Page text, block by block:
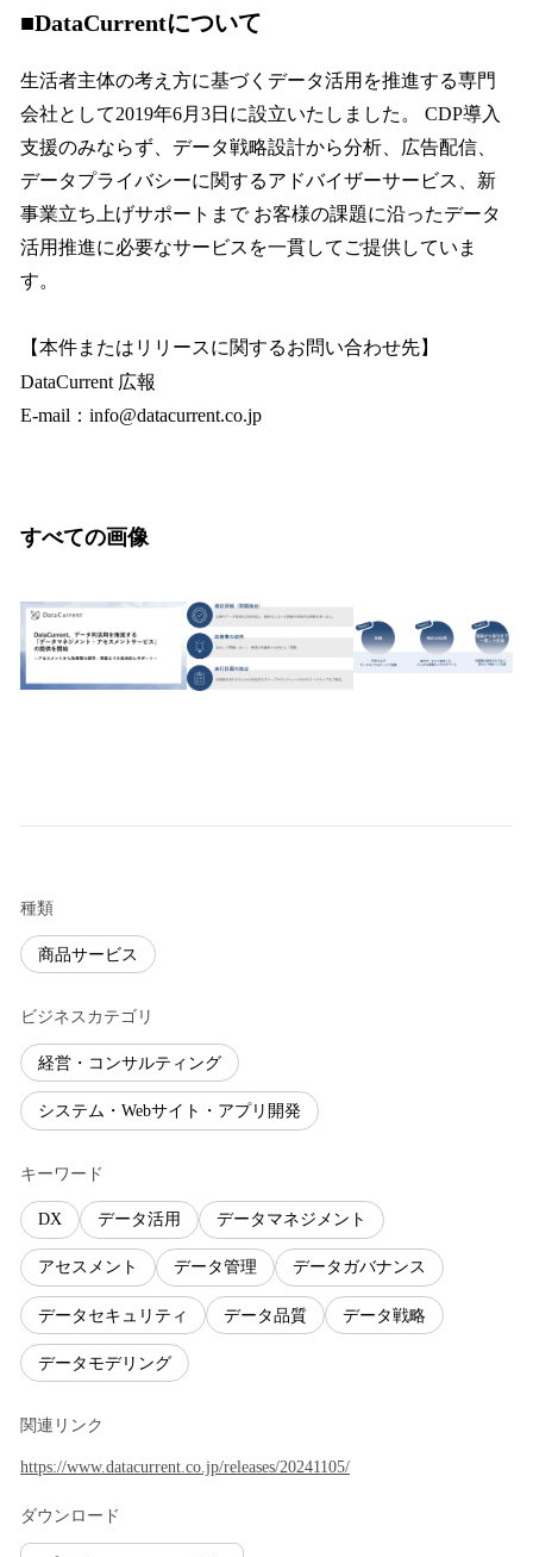
■DataCurrentについて
生活者主体の考え方に基づくデータ活用を推進する専門
会社として2019年6月3日に設立いたしました。 CDP導入
支援のみならず、データ戦略設計から分析、広告配信、
データプライバシーに関するアドバイザーサービス、新
事業立ち上げサポートまで お客様の課題に沿ったデータ
活用推進に必要なサービスを一貫してご提供していま
す。
【本件またはリリースに関するお問い合わせ先】
DataCurrent 広報
E-mail：info@datacurrent.co.jp
すべての画像
種類
商品サービス
ビジネスカテゴリ
経営・コンサルティング
システム・Webサイト・アプリ開発
キーワード
DX データ活用 データマネジメント
アセスメント データ管理 データガバナンス
データセキュリティ データ品質 データ戦略
データモデリング
関連リンク
https://www.datacurrent.co.jp/releases/20241105/
ダウンロード